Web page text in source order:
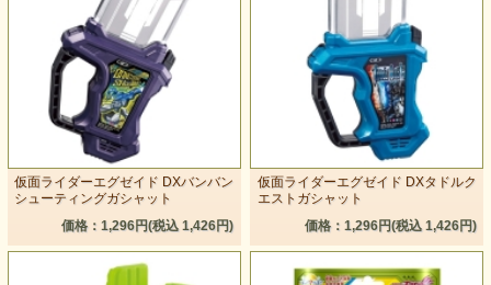
仮面ライダーエグゼイド DXバンバン
シューティングガシャット
価格：1,296円(税込 1,426円)
仮面ライダーエグゼイド DXタドルク
エストガシャット
価格：1,296円(税込 1,426円)